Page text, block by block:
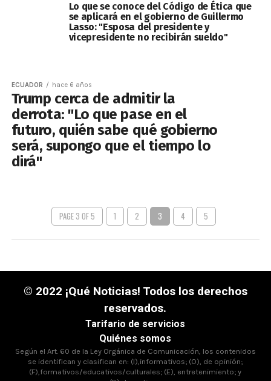
Lo que se conoce del Código de Ética que
se aplicará en el gobierno de Guillermo
Lasso: "Esposa del presidente y
vicepresidente no recibirán sueldo"
ECUADOR hace 6 años
Trump cerca de admitir la
derrota: "Lo que pase en el
futuro, quién sabe qué gobierno
será, supongo que el tiempo lo
dirá"
PAGE 3 OF 5 1 2 3 4 5
© 2022 ¡Qué Noticias! Todos los derechos
reservados.
Tarifario de servicios
Quiénes somos
Según el Art. 60 de la Ley Orgánica de Comunicación, los contenidos
se identifican y clasifican en: (I),informativos; (O), de opinión;
(F),formativos/educativos/culturales; (E), entretenimiento; y